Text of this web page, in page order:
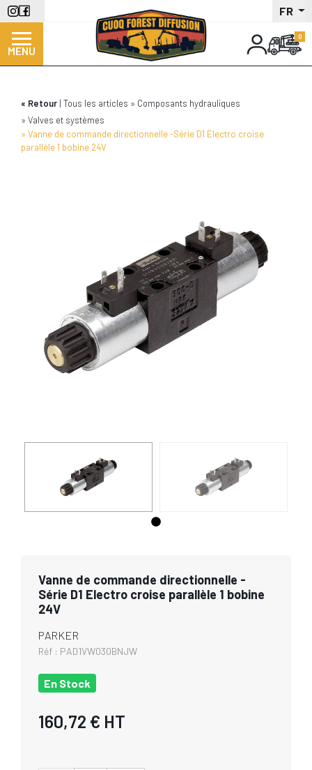
Aller
au
contenu
principal
FR
MENU
Retour Tous les articles
Composants hydrauliques
Valves et systèmes
Vanne de commande directionnelle -Série D1 Electro croise
parallèle 1 bobine 24V
Vanne de commande directionnelle -
Série D1 Electro croise parallèle 1 bobine
24V
PARKER
Réf : PAD1VW030BNJW
En Stock
160,72 € HT